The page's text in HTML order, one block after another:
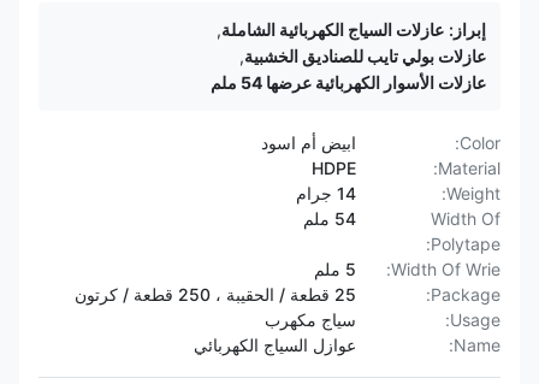
إبراز: عازلات السياج الكهربائية الشاملة,
عازلات بولي تايب للصناديق الخشبية,
عازلات الأسوار الكهربائية عرضها 54 ملم
Color:
ابيض أم اسود
Material:
HDPE
Weight:
14 جرام
Width Of
Polytape:
54 ملم
Width Of Wrie:
5 ملم
Package:
25 قطعة / الحقيبة ، 250 قطعة / كرتون
Usage:
سياج مكهرب
Name:
عوازل السياج الكهربائي